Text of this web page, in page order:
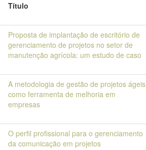
Título
Proposta de implantação de escritório de
gerenciamento de projetos no setor de
manutenção agrícola: um estudo de caso
A metodologia de gestão de projetos ágeis
como ferramenta de melhoria em
empresas
O perfil profissional para o gerenciamento
da comunicação em projetos